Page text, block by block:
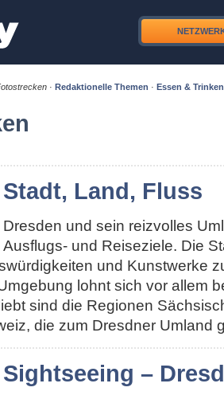
· Redaktionelle Themen · Essen & Trinken
Stadt, Land, Fluss
Dresden und sein reizvolles
Ausflugs- und Reiseziele. Die
und Kunstwerke
lohnt sich vor allem
sind die Regionen
die zum Dresdner Umland
Sightseeing –